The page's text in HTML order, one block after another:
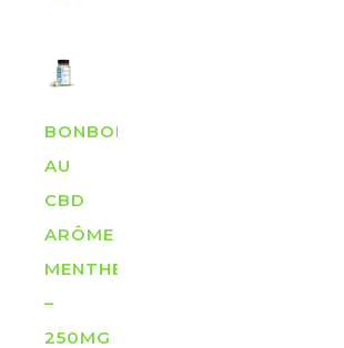
BONBONS
AU
CBD
ARÔME
MENTHE
–
250MG